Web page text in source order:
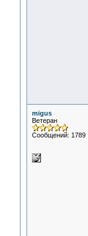
migus
Ветеран
Сообщений: 1789